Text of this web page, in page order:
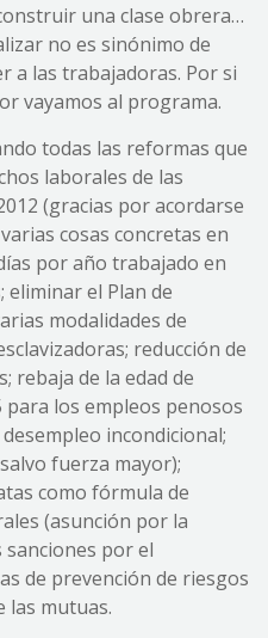
una clase obrera…
no es sinónimo de
a las trabajadoras. Por si
vayamos al programa.
todas las reformas que
laborales de las
(gracias por acordarse
cosas concretas en
por año trabajado en
eliminar el Plan de
modalidades de
reducción de
rebaja de la edad de
para los empleos penosos
incondicional;
fuerza mayor);
como fórmula de
(asunción por la
por el
de prevención de riesgos
las mutuas.